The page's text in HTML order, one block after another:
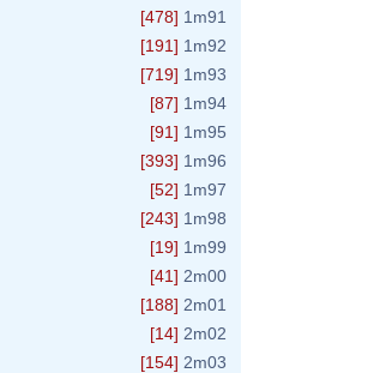
[478] 1m91
[191] 1m92
[719] 1m93
[87] 1m94
[91] 1m95
[393] 1m96
[52] 1m97
[243] 1m98
[19] 1m99
[41] 2m00
[188] 2m01
[14] 2m02
[154] 2m03